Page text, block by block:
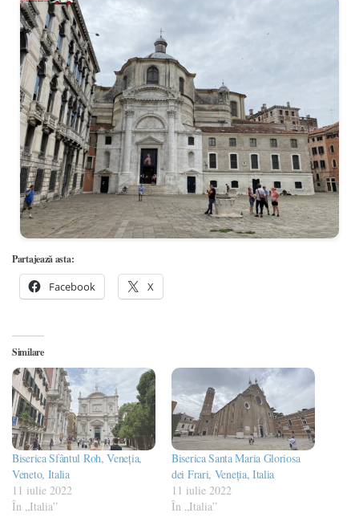
Partajează asta:
Facebook X
Similare
Biserica Sfântul Roh, Veneția,
Veneto, Italia
11 iulie 2022
În „Italia”
Biserica Santa Maria Gloriosa
dei Frari, Veneția, Italia
11 iulie 2022
În „Italia”